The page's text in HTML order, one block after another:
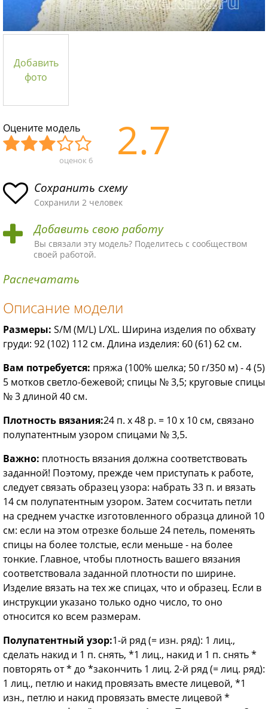
Добавить
фото
Оцените модель
асн
ая
ма
пло
хая
ма
ыч
ная
ма
Хор
ая
ма
Отл
ая
ма!
оценок 6 2.7
Сохранить схему
Сохранили 2 человек
Добавить свою работу
Вы связали эту модель? Поделитесь с сообществом
своей работой.
Распечатать
Описание модели
Размеры: S/M (M/L) L/XL. Ширина изделия по обхвату
груди: 92 (102) 112 см. Длина изделия: 60 (61) 62 см.
Вам потребуется: пряжа (100% шелка; 50 г/350 м) - 4 (5)
5 мотков светло-бежевой; спицы № 3,5; круговые спицы
№ 3 длиной 40 см.
Плотность вязания:24 п. х 48 р. = 10 х 10 см, связано
полупатентным узором спицами № 3,5.
Важно: плотность вязания должна соответствовать
заданной! Поэтому, прежде чем приступать к работе,
следует связать образец узора: набрать 33 п. и вязать
14 см полупатентным узором. Затем сосчитать петли
на среднем участке изготовленного образца длиной 10
см: если на этом отрезке больше 24 петель, поменять
спицы на более толстые, если меньше - на более
тонкие. Главное, чтобы плотность вашего вязания
соответствовала заданной плотности по ширине.
Изделие вязать на тех же спицах, что и образец. Если в
инструкции указано только одно число, то оно
относится ко всем размерам.
Полупатентный узор:1-й ряд (= изн. ряд): 1 лиц.,
сделать накид и 1 п. снять, *1 лиц., накид и 1 п. снять *
повторять от * до *закончить 1 лиц. 2-й ряд (= лиц. ряд):
1 лиц., петлю и накид провязать вместе лицевой, *1
изн., петлю и накид провязать вместе лицевой *